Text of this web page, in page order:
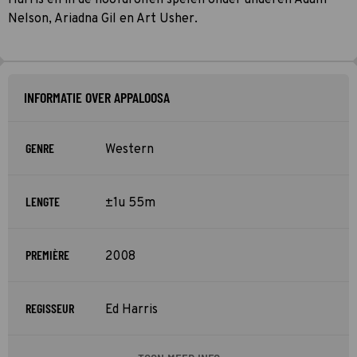
Nelson, Ariadna Gil en Art Usher.
INFORMATIE OVER APPALOOSA
GENRE Western
LENGTE ±1u 55m
PREMIÈRE 2008
REGISSEUR Ed Harris